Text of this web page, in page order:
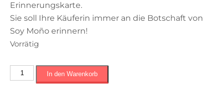
Erinnerungskarte.
Sie soll Ihre Käuferin immer an die Botschaft von
Soy Moño erinnern!
Vorrätig
Moño
Band
In den Warenkorb